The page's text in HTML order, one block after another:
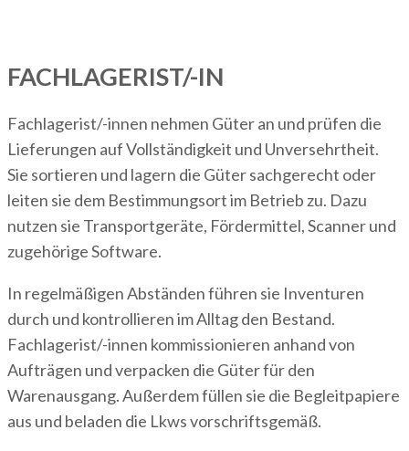
FACHLAGERIST/-IN
Fachlagerist/-innen nehmen Güter an und prüfen die
Lieferungen auf Vollständigkeit und Unversehrtheit.
Sie sortieren und lagern die Güter sachgerecht oder
leiten sie dem Bestimmungsort im Betrieb zu. Dazu
nutzen sie Transportgeräte, Fördermittel, Scanner und
zugehörige Software.
In regelmäßigen Abständen führen sie Inventuren
durch und kontrollieren im Alltag den Bestand.
Fachlagerist/-innen kommissionieren anhand von
Aufträgen und verpacken die Güter für den
Warenausgang. Außerdem füllen sie die Begleitpapiere
aus und beladen die Lkws vorschriftsgemäß.